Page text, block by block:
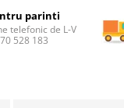
parinti
telefonic de L-V
528 183